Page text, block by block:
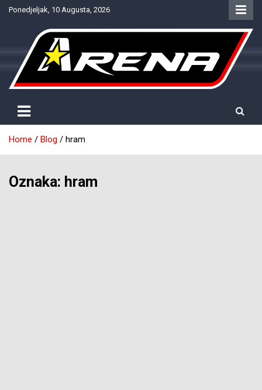
SkipPonedjeljak, 10 Augusta, 2026
NTV Arena
Home Blog hram
Oznaka: hram